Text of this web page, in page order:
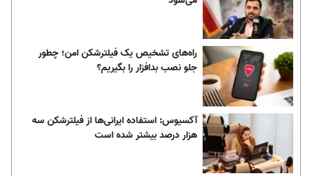
راه‌های تشخیص یک فیلترشکن امن؛ چطور
جلو نصب بدافزار را بگیریم؟
آکسیوس: استفاده ایرانی‌ها از فیلترشکن سه
هزار درصد بیشتر شده است